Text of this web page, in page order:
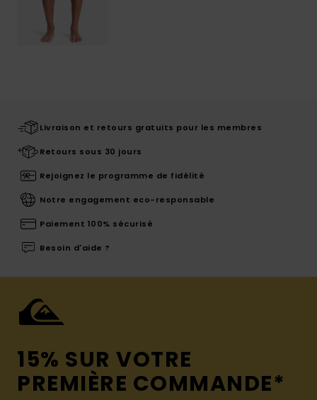
Livraison et retours gratuits pour les membres
Retours sous 30 jours
Rejoignez le programme de fidélité
Notre engagement eco-responsable
Paiement 100% sécurisé
Besoin d'aide ?
15% SUR VOTRE
PREMIÈRE COMMANDE*